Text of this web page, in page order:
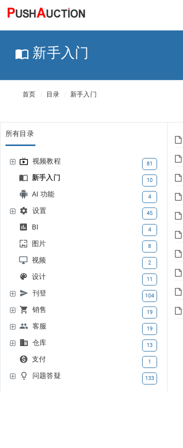
新手入门
首页 目录 新手入门
所有目录
视频教程 81
新手入门 10
AI 功能 4
设置 45
BI 4
图片 8
视频 2
设计 11
刊登 104
销售 19
客服 19
仓库 13
支付 1
问题答疑 133